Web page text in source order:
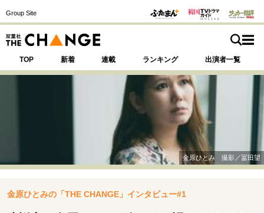
Group Site
TOP 新着 連載 ランキング 出演者一覧
注目の記事テーマで探す
運命を変えた出会い 決断の裏側
挫折からの再起
金原ひとみ 撮影／冨田望
金原ひとみの「THE CHANGE」インタビュー#1